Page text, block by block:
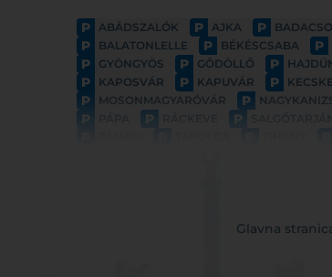
P ABÁDSZALÓK P AJKA P
P BALATONLELLE P BÉKÉSCSABA P
P GYÖNGYÖS P GÖDÖLLŐ P
P KAPOSVÁR P KAPUVÁR P
P
MOSONMAGYARÓVÁR P
P
P P
Glavna